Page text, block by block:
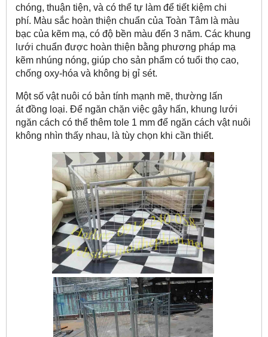
chóng, thuận tiện, và có thể tự làm để tiết kiệm chi
phí. Màu sắc hoàn thiện chuẩn của Toàn Tâm là màu
bạc của kẽm mạ, có độ bền màu đến 3 năm. Các khung
lưới chuẩn được hoàn thiện bằng phương pháp mạ
kẽm nhúng nóng, giúp cho sản phẩm có tuổi thọ cao,
chống oxy-hóa và không bị gỉ sét.
Một số vật nuôi có bản tính mạnh mẽ, thường lấn
át đồng loại. Để ngăn chặn việc gây hấn, khung lưới
ngăn cách có thể thêm tole 1 mm để ngăn cách vật nuôi
không nhìn thấy nhau, là tùy chọn khi cần thiết.